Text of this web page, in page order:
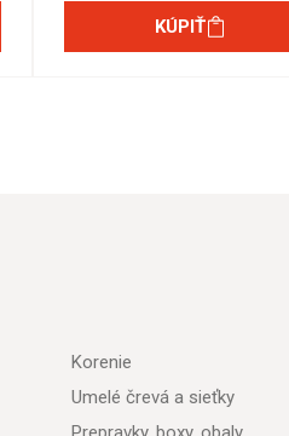
KÚPIŤ
Korenie
Umelé črevá a sieťky